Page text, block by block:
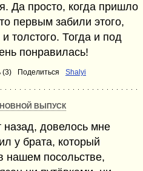
Да просто, когда пришло
первым забили этого,
толстого. Тогда и под
понравилась!
(3) Поделиться Shalyi
ВЫПУСК
довелось мне
у брата, который
нашем посольстве,